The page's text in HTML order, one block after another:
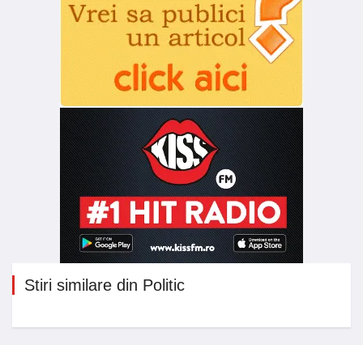
Stiri similare din Politic